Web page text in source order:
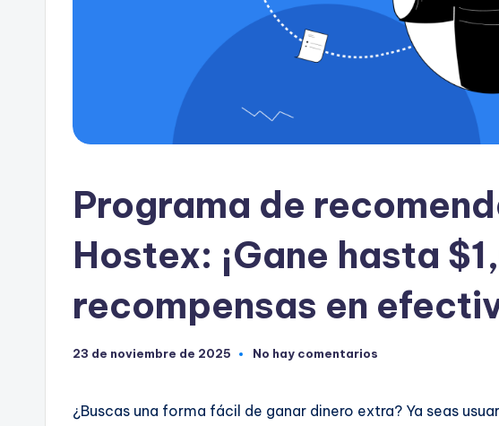
Programa de
Hostex: ¡Gane hasta
recompensas en
23 de noviembre de 2025 No hay comentarios
¿Buscas una forma fácil de ganar dinero extra? Ya seas